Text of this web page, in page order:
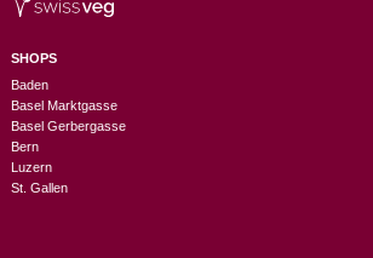
SHOPS
Baden
Basel Marktgasse
Basel Gerbergasse
Bern
Luzern
St. Gallen